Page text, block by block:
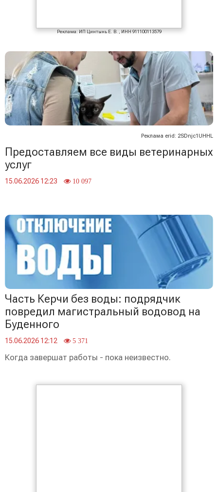
Реклама: ИП Цинтынь Е. В. , ИНН 911100113579
Реклама erid: 2SDnjc1UHHL
Предоставляем все виды ветеринарных
услуг
15.06.2026 12:23 10 097
Часть Керчи без воды: подрядчик
повредил магистральный водовод на
Буденного
15.06.2026 12:12 5 371
Когда завершат работы - пока неизвестно.